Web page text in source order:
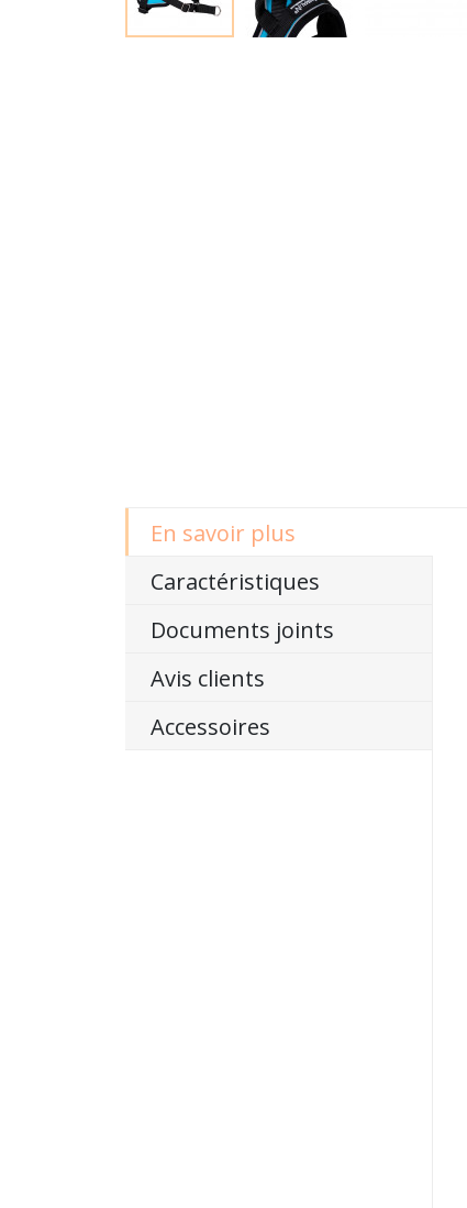
En savoir plus
Caractéristiques
Documents joints
Avis clients
Accessoires